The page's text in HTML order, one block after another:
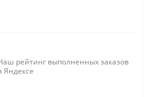
рейтинг выполненных заказов
Яндексе